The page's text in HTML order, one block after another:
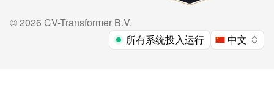
©2026 CV-Transformer B.V.
所有系统投入运行
中文